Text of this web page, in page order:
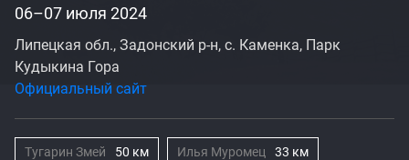
06–07 июля 2024
Липецкая обл., Задонский р-н, с. Каменка, Парк
Кудыкина Гора
Официальный сайт
Тугарин Змей 50 км Илья Муромец 33 км